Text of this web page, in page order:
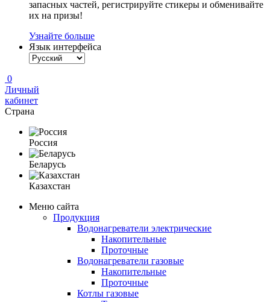
запасных частей, регистрируйте стикеры и обменивайте
их на призы!
Узнайте больше
Язык интерфейса
0
Личный
кабинет
Страна
Россия
Беларусь
Казахстан
Меню сайта
Продукция
Водонагреватели электрические
Накопительные
Проточные
Водонагреватели газовые
Накопительные
Проточные
Котлы газовые